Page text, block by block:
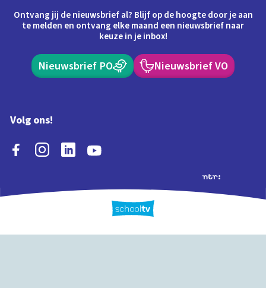
Ontvang jij de nieuwsbrief al? Blijf op de hoogte door je aan
te melden en ontvang elke maand een nieuwsbrief naar
keuze in je inbox!
Nieuwsbrief PO Nieuwsbrief VO
Volg ons!